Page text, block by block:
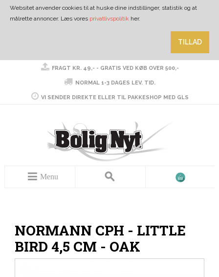
Websitet anvender cookies til at huske dine indstillinger, statistik og at
målrette annoncer. Læs vores privatlivspolitik her.
TILLAD
FRAGT KR. 49,- - GRATIS VED KØB OVER 500,-
NORMAL 1-3 DAGES LEV. TID.
VI SENDER DIREKTE ELLER TIL PAKKESHOP MED GLS
Menu
NORMANN CPH - LITTLE
BIRD 4,5 CM - OAK